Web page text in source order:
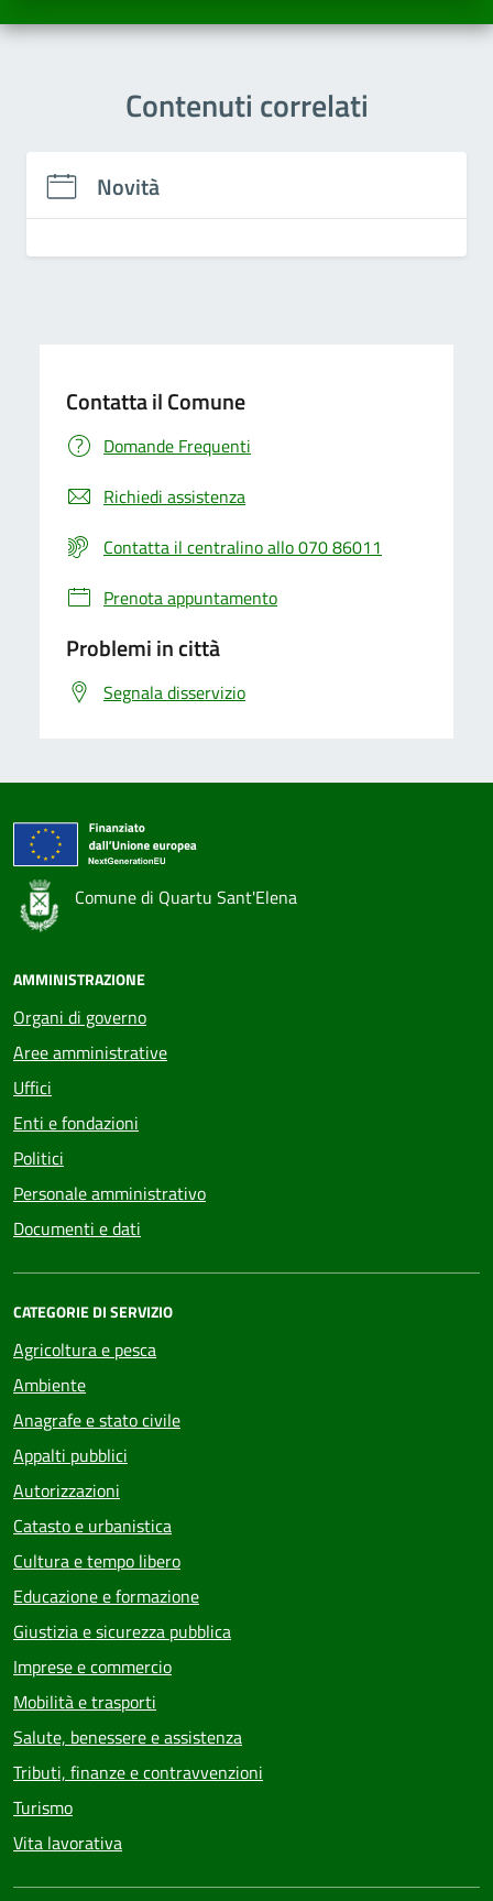
Contenuti correlati
Novità
Contatta il Comune
Domande Frequenti
Richiedi assistenza
Contatta il centralino allo 070 86011
Prenota appuntamento
Problemi in città
Segnala disservizio
Comune di Quartu Sant'Elena
AMMINISTRAZIONE
Organi di governo
Aree amministrative
Uffici
Enti e fondazioni
Politici
Personale amministrativo
Documenti e dati
CATEGORIE DI SERVIZIO
Agricoltura e pesca
Ambiente
Anagrafe e stato civile
Appalti pubblici
Autorizzazioni
Catasto e urbanistica
Cultura e tempo libero
Educazione e formazione
Giustizia e sicurezza pubblica
Imprese e commercio
Mobilità e trasporti
Salute, benessere e assistenza
Tributi, finanze e contravvenzioni
Turismo
Vita lavorativa